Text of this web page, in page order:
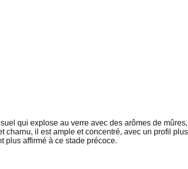
qui explose au verre avec des arômes de
il est ample et concentré, avec un profil
plus affirmé à ce stade précoce.